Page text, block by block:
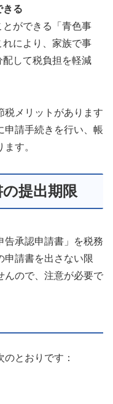
きる
ができる「青色事
により、家族で事
して税負担を軽減
税メリットがあります
申請手続きを行い、帳
す。
提出期限
告承認申請書」を税務
申請書を出さない限
んので、注意が必要で
とおりです：